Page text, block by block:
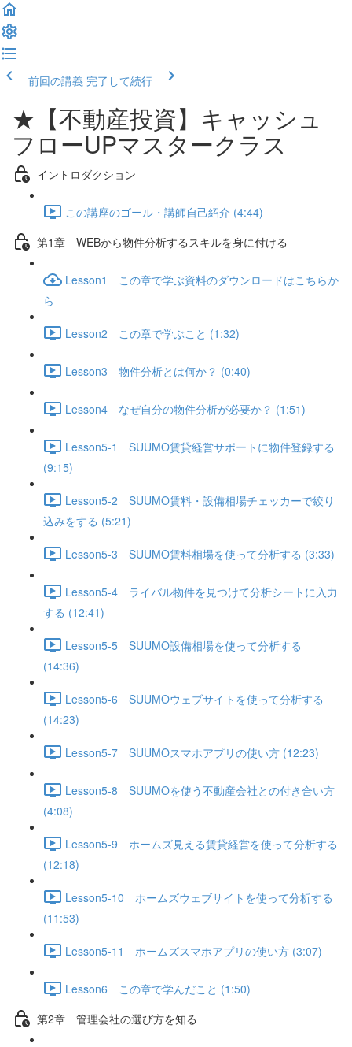
前回の講義 完了して続行
★【不動産投資】キャッシュ
フローUPマスタークラス
イントロダクション
この講座のゴール・講師自己紹介 (4:44)
第1章 WEBから物件分析するスキルを身に付ける
Lesson1 この章で学ぶ資料のダウンロードはこちらか
ら
Lesson2 この章で学ぶこと (1:32)
Lesson3 物件分析とは何か？ (0:40)
Lesson4 なぜ自分の物件分析が必要か？ (1:51)
Lesson5-1 SUUMO賃貸経営サポートに物件登録する
(9:15)
Lesson5-2 SUUMO賃料・設備相場チェッカーで絞り
込みをする (5:21)
Lesson5-3 SUUMO賃料相場を使って分析する (3:33)
Lesson5-4 ライバル物件を見つけて分析シートに入力
する (12:41)
Lesson5-5 SUUMO設備相場を使って分析する
(14:36)
Lesson5-6 SUUMOウェブサイトを使って分析する
(14:23)
Lesson5-7 SUUMOスマホアプリの使い方 (12:23)
Lesson5-8 SUUMOを使う不動産会社との付き合い方
(4:08)
Lesson5-9 ホームズ見える賃貸経営を使って分析する
(12:18)
Lesson5-10 ホームズウェブサイトを使って分析する
(11:53)
Lesson5-11 ホームズスマホアプリの使い方 (3:07)
Lesson6 この章で学んだこと (1:50)
第2章 管理会社の選び方を知る